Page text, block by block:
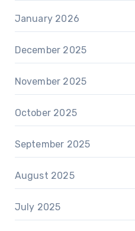
January 2026
December 2025
November 2025
October 2025
September 2025
August 2025
July 2025